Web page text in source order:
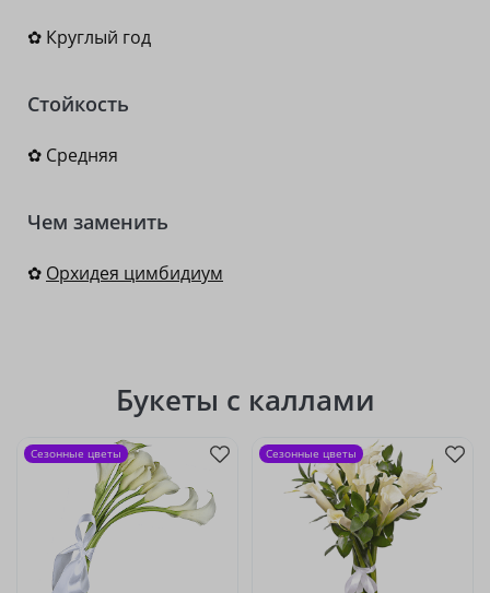
✿ Круглый год
Стойкость
✿ Средняя
Чем заменить
✿ Орхидея цимбидиум
Букеты с каллами
Сезонные цветы Сезонные цветы